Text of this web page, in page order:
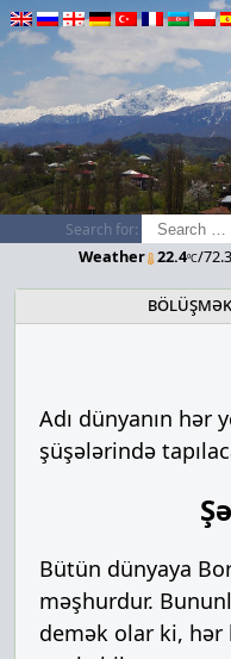
Search for:
Weather 22.4ºC/72.3
bölüşmək
Adı dünyanın hər
şüşələrində
Bütün dünyaya
məşhurdur.
demək olar ki, hər